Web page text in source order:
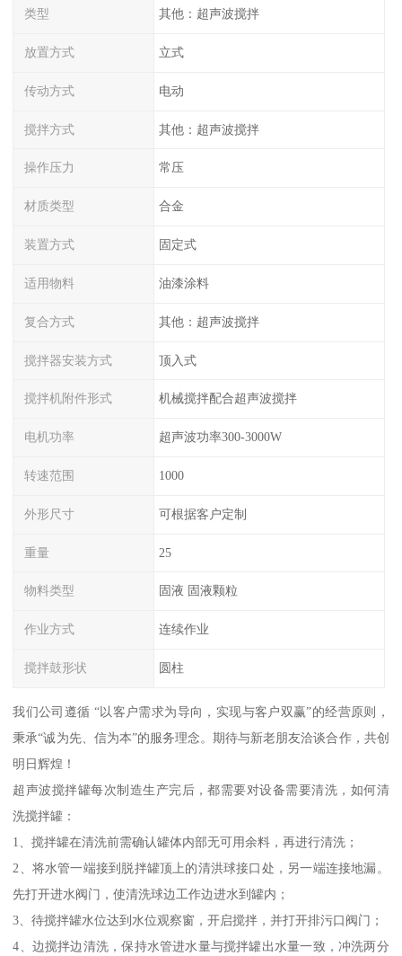
类型 其他：超声波搅拌
放置方式 立式
传动方式 电动
搅拌方式 其他：超声波搅拌
操作压力 常压
材质类型 合金
装置方式 固定式
适用物料 油漆涂料
复合方式 其他：超声波搅拌
搅拌器安装方式 顶入式
搅拌机附件形式 机械搅拌配合超声波搅拌
电机功率 超声波功率300-3000W
转速范围 1000
外形尺寸 可根据客户定制
重量 25
物料类型 固液 固液颗粒
作业方式 连续作业
搅拌鼓形状 圆柱
我们公司遵循 “以客户需求为导向，实现与客户双赢”的经营原则，
秉承“诚为先、信为本”的服务理念。期待与新老朋友洽谈合作，共创
明日辉煌！
超声波搅拌罐每次制造生产完后，都需要对设备需要清洗，如何清
洗搅拌罐：
1、搅拌罐在清洗前需确认罐体内部无可用余料，再进行清洗；
2、将水管一端接到脱拌罐顶上的清洪球接口处，另一端连接地漏。
先打开进水阀门，使清洗球边工作边进水到罐内；
3、待搅拌罐水位达到水位观察窗，开启搅拌，并打开排污口阀门；
4、边搅拌边清洗，保持水管进水量与搅拌罐出水量一致，冲洗两分